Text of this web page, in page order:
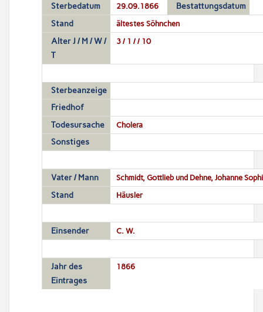
Sterbedatum
29.09.1866
Bestattungsdatum
Stand
ältestes Söhnchen
Alter J / M / W /
T
3 / 1 / / 10
Sterbeanzeige
Friedhof
Todesursache
Cholera
Sonstiges
Vater / Mann Schmidt, Gottlieb und Dehne, Johanne
Stand Häusler
Einsender C. W.
Jahr des
Eintrages
1866